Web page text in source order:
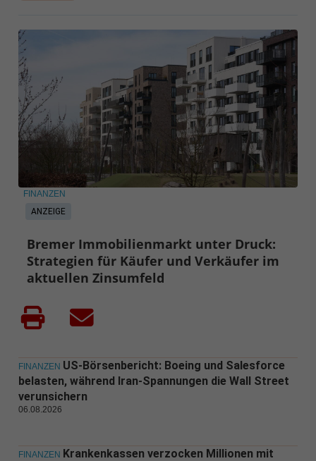
ANZEIGE
FINANZEN
Bremer Immobilienmarkt unter Druck:
Strategien für Käufer und Verkäufer im
aktuellen Zinsumfeld
FINANZEN US-Börsenbericht: Boeing und Salesforce
belasten, während Iran-Spannungen die Wall Street
verunsichern
06.08.2026
FINANZEN Krankenkassen verzocken Millionen mit